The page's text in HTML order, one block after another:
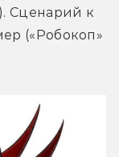
Сценарий к
(«Робокоп»